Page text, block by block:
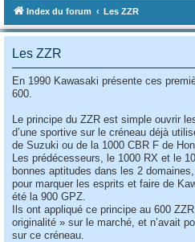
Index du forum Les ZZR
Les ZZR
En 1990 Kawasaki présente ces
600.
Le principe du ZZR est simple ouvrir
d’une sportive sur le créneau déjà
de Suzuki ou de la 1000 CBR F de
Les prédécesseurs, le 1000 RX et le
bonnes aptitudes dans les 2
pour marquer les esprits et faire de
été la 900 GPZ.
Ils ont appliqué ce principe au 600
originalité » sur le marché, et n’avait
sur ce créneau.